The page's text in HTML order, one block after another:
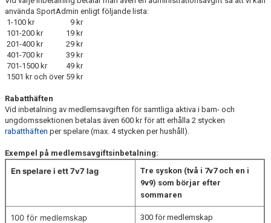
använda SportAdmin enligt följande lista:
1-100 kr
9 kr
101-200 kr
19 kr
201-400 kr
29 kr
401-700 kr
39 kr
701-1500 kr
49 kr
1501 kr och över59 kr
Rabatthäften
Vid inbetalning av medlemsavgiften för samtliga aktiva i barn- och
ungdomssektionen betalas även 600 kr för att erhålla 2 stycken
rabatthäften per spelare (max. 4 stycken per hushåll).
Exempel på medlemsavgiftsinbetalning:
En spelare i ett 7v7 lag
Tre syskon (två i 7v7 och en i
9v9) som börjar efter
sommaren
100 för medlemskap 300 för medlemskap